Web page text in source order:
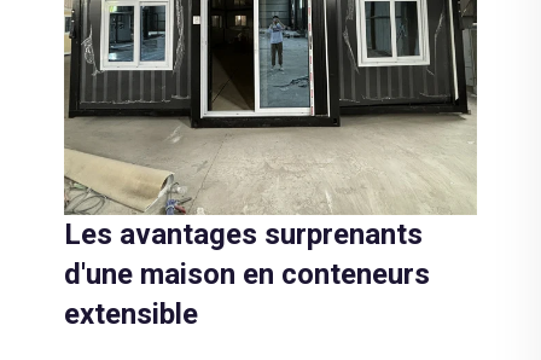
Les avantages surprenants
d'une maison en conteneurs
extensible